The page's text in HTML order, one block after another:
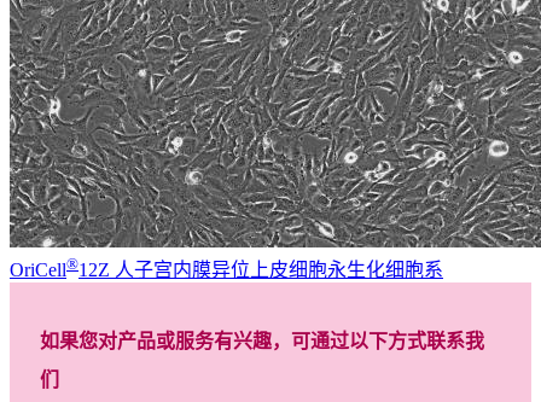
OriCell®12Z 人子宫内膜异位上皮细胞永生化细胞系
如果您对产品或服务有兴趣，可通过以下方式联系我
们